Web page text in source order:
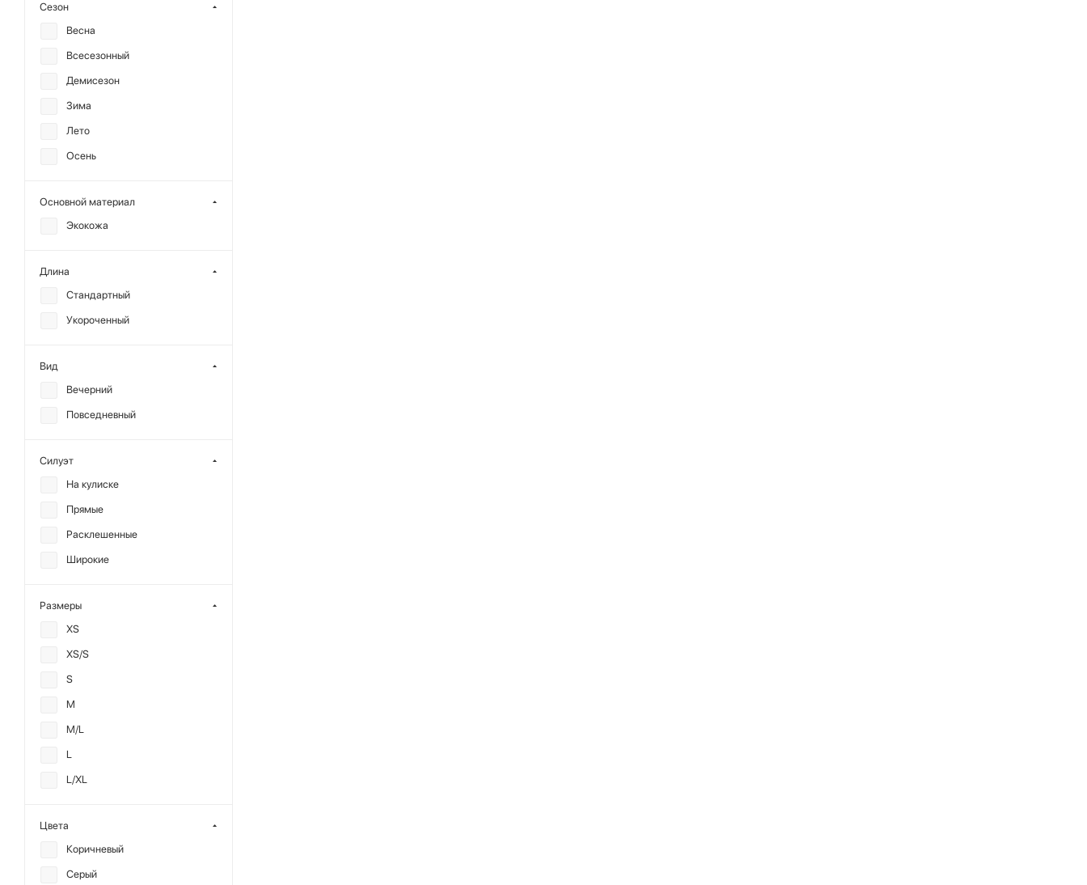
Сезон
Весна
Всесезонный
Демисезон
Зима
Лето
Осень
Основной материал
Экокожа
Длина
Стандартный
Укороченный
Вид
Вечерний
Повседневный
Силуэт
На кулиске
Прямые
Расклешенные
Широкие
Размеры
XS
XS/S
S
M
M/L
L
L/XL
Цвета
Коричневый
Серый